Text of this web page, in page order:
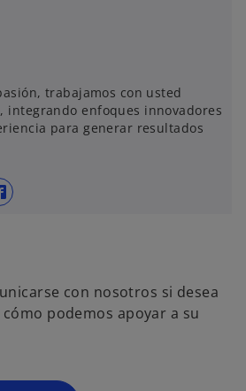
trabajamos con usted
integrando enfoques innovadores
para generar resultados
r
con nosotros si desea
podemos apoyar a su